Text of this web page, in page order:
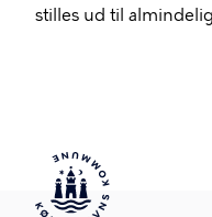
stilles ud til